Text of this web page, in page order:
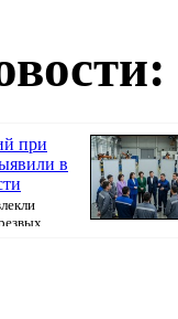
при
в